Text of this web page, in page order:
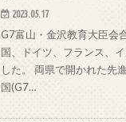
2023.05.17
G7富山・金沢教育大臣会
国、ドイツ、フランス、
した。 両県で開かれた先
国(G7…